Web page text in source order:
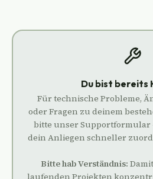
Du bist bereits
Für technische Probleme,
oder Fragen zu deinem
bitte unser Supportformular
dein Anliegen schneller
Bitte hab Verständnis:
laufenden Projekten